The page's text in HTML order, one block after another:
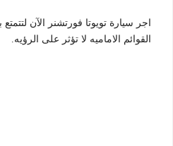
اجر سيارة تويوتا فورتشنر الآن
القوائم الاماميه لا تؤثر على الرؤيه.